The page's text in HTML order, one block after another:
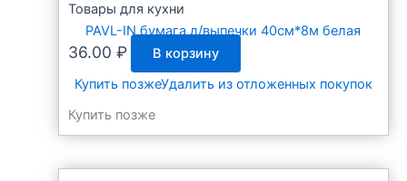
Товары для кухни
PAVL-IN бумага д/выпечки 40см*8м белая
36.00 ₽
В корзину
Купить позжеУдалить из отложенных покупок
Купить позже